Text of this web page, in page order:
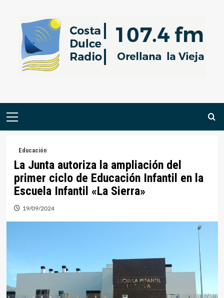
contenido
Menú
Educación
La Junta autoriza la ampliación del
primer ciclo de Educación Infantil en la
Escuela Infantil «La Sierra»
19/09/2024